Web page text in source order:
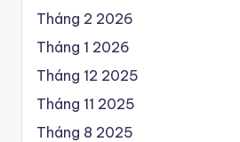
Tháng 2 2026
Tháng 1 2026
Tháng 12 2025
Tháng 11 2025
Tháng 8 2025